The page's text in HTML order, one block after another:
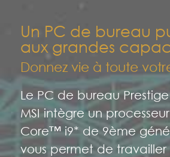
Un PC de bureau
aux grandes
Donnez vie à toute
Le PC de bureau
MSI intègre un
Core™ i9* de 9ème
vous permet de travailler